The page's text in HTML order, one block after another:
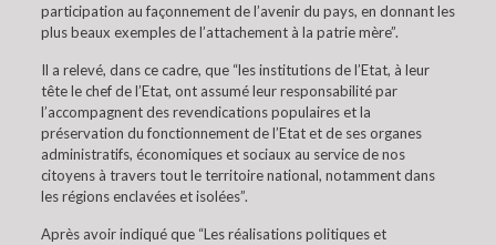
participation au façonnement de l’avenir du pays, en donnant les
plus beaux exemples de l’attachement à la patrie mère”.
Il a relevé, dans ce cadre, que “les institutions de l’Etat, à leur
tête le chef de l’Etat, ont assumé leur responsabilité par
l’accompagnent des revendications populaires et la
préservation du fonctionnement de l’Etat et de ses organes
administratifs, économiques et sociaux au service de nos
citoyens à travers tout le territoire national, notamment dans
les régions enclavées et isolées”.
Après avoir indiqué que “Les réalisations politiques et